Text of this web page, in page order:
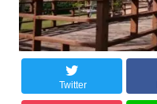
Twitter